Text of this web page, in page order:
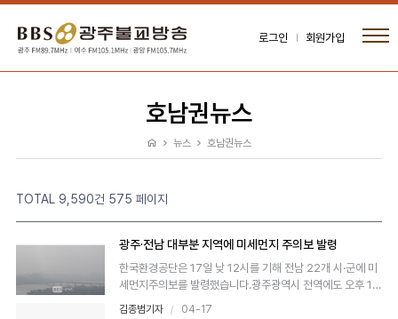
로그인 회원가입
호남권뉴스
뉴스 호남권뉴스
TOTAL 9,590건 575 페이지
광주·전남 대부분 지역에 미세먼지 주의보 발령
한국환경공단은 17일 낮 12시를 기해 전남 22개 시·군에 미
세먼지주의보를 발령했습니다.광주광역시 전역에도 오후 1시
를 ..
김종범기자 04-17